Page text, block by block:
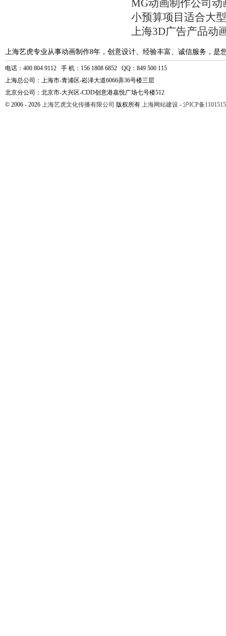
MG动画制作公司
小预算项目适合大
上海3D广告产品动
上海艺虎专业从事动画制作8年，创意设计、经验丰富、诚信服务，是
电话：400 804 9112 手 机：156 1808 6852 QQ：849 500 115
上海总公司：上海市-青浦区-崧泽大道6066弄36号楼三层
北京分公司：北京市-大兴区-CDD创意港嘉悦广场七号楼512
© 2006 - 2026 上海艺虎文化传播有限公司 版权所有 上海网站建设 - 沪ICP备